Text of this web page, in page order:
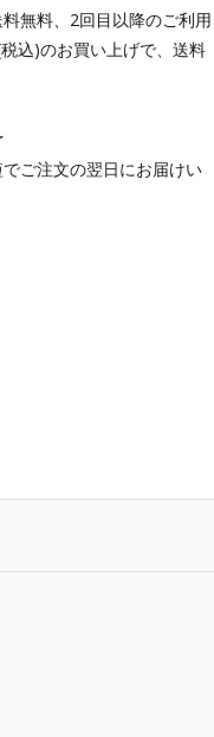
無料、2回目以降のご利用
込)のお買い上げで、送料
ご注文の翌日にお届けい